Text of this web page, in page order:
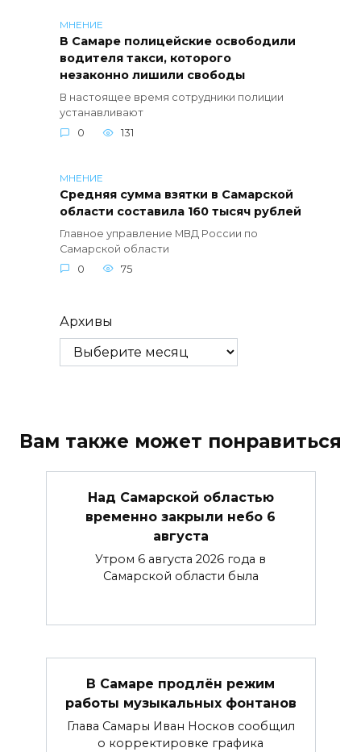
МНЕНИЕ
В Самаре полицейские освободили
водителя такси, которого
незаконно лишили свободы
В настоящее время сотрудники полиции
устанавливают
0
131
МНЕНИЕ
Средняя сумма взятки в Самарской
области составила 160 тысяч рублей
Главное управление МВД России по
Самарской области
0
75
Архивы
Вам также может понравиться
Над Самарской областью
временно закрыли небо 6
августа
Утром 6 августа 2026 года в
Самарской области была
В Самаре продлён режим
работы музыкальных фонтанов
Глава Самары Иван Носков сообщил
о корректировке графика